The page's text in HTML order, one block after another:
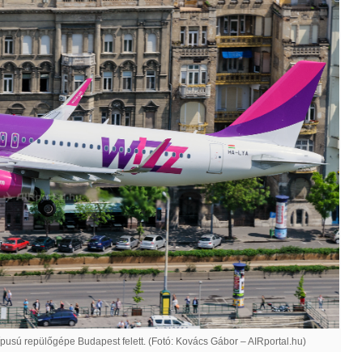
repülőgépe Budapest felett. (Fotó: Kovács Gábor – AIRportal.hu)